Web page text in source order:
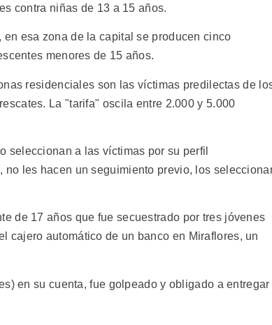
contra niñas de 13 a 15 años.
esa zona de la capital se producen cinco
menores de 15 años.
residenciales son las víctimas predilectas de
La "tarifa" oscila entre 2.000 y 5.000
seleccionan a las víctimas por su perfil
les hacen un seguimiento previo, los
de 17 años que fue secuestrado por tres jóvenes
cajero automático de un banco en Miraflores, un
en su cuenta, fue golpeado y obligado a entregar